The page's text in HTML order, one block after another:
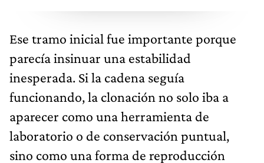
Ese tramo inicial fue importante porque
parecía insinuar una estabilidad
inesperada. Si la cadena seguía
funcionando, la clonación no solo iba a
aparecer como una herramienta de
laboratorio o de conservación puntual,
sino como una forma de reproducción